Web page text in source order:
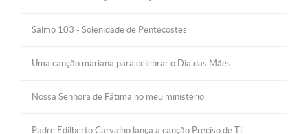
Salmo 103 - Solenidade de Pentecostes
Uma canção mariana para celebrar o Dia das Mães
Nossa Senhora de Fátima no meu ministério
Padre Edilberto Carvalho lança a canção Preciso de Ti